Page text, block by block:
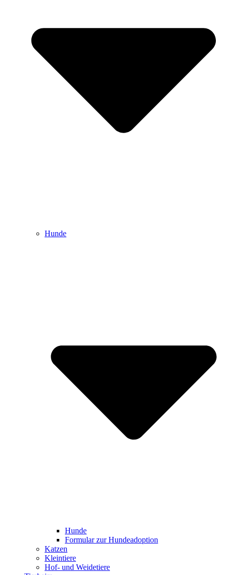
Hunde
Hunde
Formular zur Hundeadoption
Katzen
Kleintiere
Hof- und Weidetiere